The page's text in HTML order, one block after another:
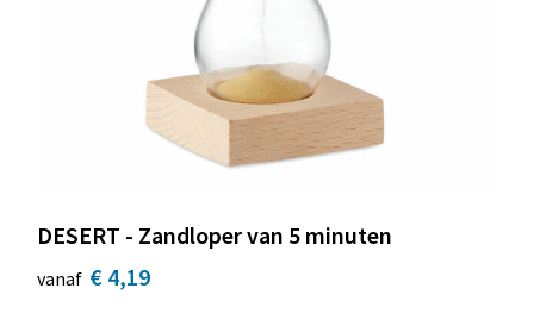
DESERT - Zandloper van 5 minuten
vanaf € 4,19